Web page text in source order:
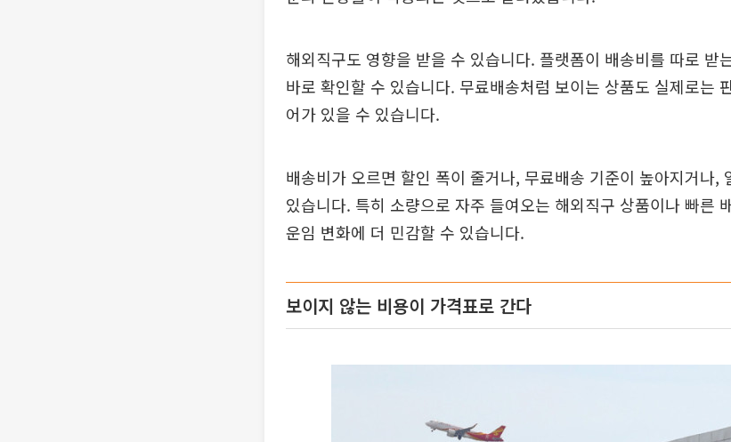
해외직구도 영향을 받을 수 있습니다. 플랫폼이 배송비를 따로 받
바로 확인할 수 있습니다. 무료배송처럼 보이는 상품도 실제로는
어가 있을 수 있습니다.
배송비가 오르면 할인 폭이 줄거나, 무료배송 기준이 높아지거나,
있습니다. 특히 소량으로 자주 들여오는 해외직구 상품이나 빠른
운임 변화에 더 민감할 수 있습니다.
보이지 않는 비용이 가격표로 간다